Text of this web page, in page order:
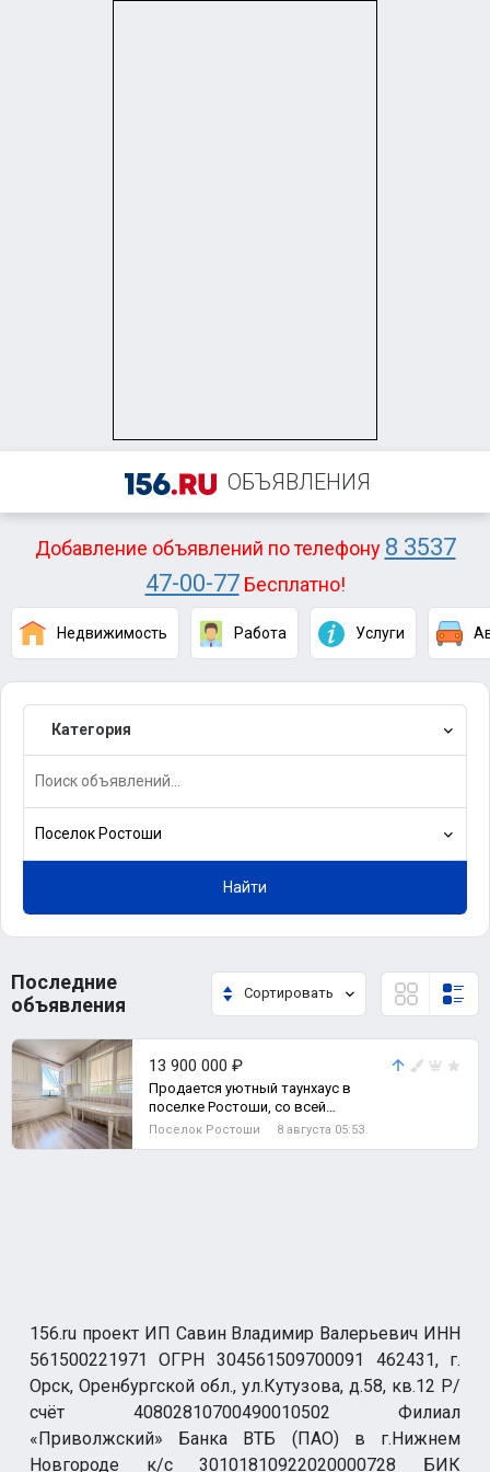
ОБЪЯВЛЕНИЯ
Добавление объявлений по телефону 8 3537
47-00-77Бесплатно!
Недвижимость Работа Услуги
Категория
Поселок Ростоши
Найти
Последние
объявления
Сортировать
13 900 000 ₽
Продается уютный таунхаус в
поселке Ростоши, со всей
необходимой инфраструктурой для
Поселок Ростоши 8 августа 05:53
156.ru проект ИП Савин Владимир Валерьевич ИНН
561500221971 ОГРН 304561509700091 462431, г.
Орск, Оренбургской обл., ул.Кутузова, д.58, кв.12 Р/
счёт 40802810700490010502 Филиал
«Приволжский» Банка ВТБ (ПАО) в г.Нижнем
Новгороде к/с 30101810922020000728 БИК